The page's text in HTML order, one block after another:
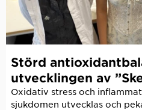
Störd
utvecklingen av
Oxidativ stress och
sjukdomen utvecklas och